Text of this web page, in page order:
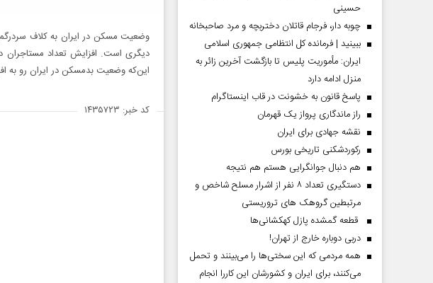
وضعیت مسکن در ایران به کلاف
دیگری است. افزایش تعداد مستاجران
این‌که وضعیت بدمسکن در ایران رو به
کد خبر: ۱۴۳۵۷۲۳
حسینی
چوبه دار، فرجام قاتلان دختربچه و مرد صاحبخانه
ببینید | فرمانده کل انتظامی جمهوری اسلامی
ایران­: مأموریت پلیس تا بازگشت آخرین زائر به
منزل ادامه دارد
پاسخ قانون به خشونت در قاب اینستاگرام
راز ماندگاری پرواز یک قهرمان
نقشه جهادی برای ایران
رکوردشکنی تاریخی بورس
هم دنبال جوانگرایی هستم هم نتیجه
دستگیری تعداد ۸ نفر از اشرار مسلح شاخص و
مرتبطین گروهک های تروریستی
قطعه گمشده پازل کهکشانی‌ها
دربی دوباره خارج از تهران!
همه مردمی که این سختی‌ها را می‌بینند و تحمل
می‌کنند، برای ایران و کشورشان این کاررا انجام